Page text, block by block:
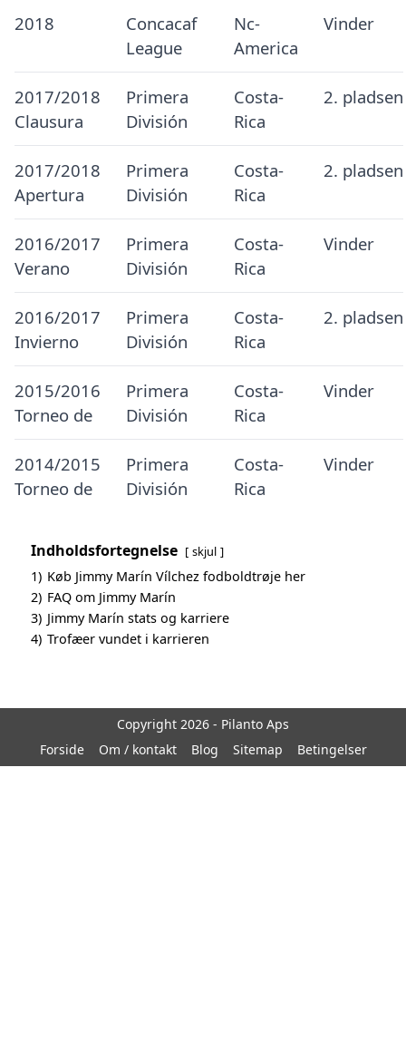
2018
Concacaf
League
Nc-
America
Vinder
2017/2018
Clausura
Primera
División
Costa-
Rica
2. pladsen
2017/2018
Apertura
Primera
División
Costa-
Rica
2. pladsen
2016/2017
Verano
Primera
División
Costa-
Rica
Vinder
2016/2017
Invierno
Primera
División
Costa-
Rica
2. pladsen
2015/2016
Torneo de
Primera
División
Costa-
Rica
Vinder
2014/2015
Torneo de
Primera
División
Costa-
Rica
Vinder
Indholdsfortegnelse skjul
1) Køb Jimmy Marín Vílchez fodboldtrøje her
2) FAQ om Jimmy Marín
3) Jimmy Marín stats og karriere
4) Trofæer vundet i karrieren
Copyright 2026 - Pilanto Aps
Forside
Om / kontakt Blog Sitemap Betingelser